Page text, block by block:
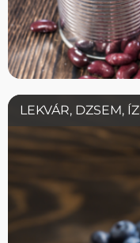
LEKVÁR, DZSEM, ÍZ